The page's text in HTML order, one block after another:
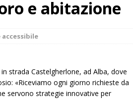
a Scaparoni per i lavori della nuova
chilometri su due ruote lungo il Belbo
Polizia: controlli, denunce e lotta al
e abitazione
accessibile
strada Castelgherlone, ad Alba, dove
«Riceviamo ogni giorno richieste da
servono strategie innovative per